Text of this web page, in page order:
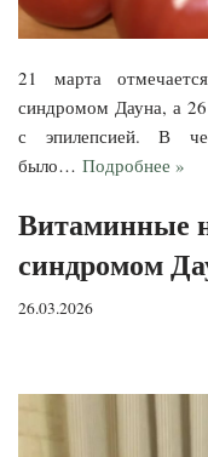
21 марта
синдромом Дауна, а
с эпилепсией. В
было… Подробнее »
Витаминные
синдромом
26.03.2026